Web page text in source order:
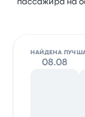
пассажира на
НАЙДЕНА
08.08